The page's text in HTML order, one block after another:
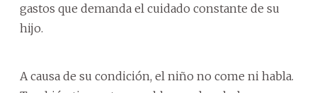
gastos que demanda el cuidado constante de su
hijo.
A causa de su condición, el niño no come ni habla.